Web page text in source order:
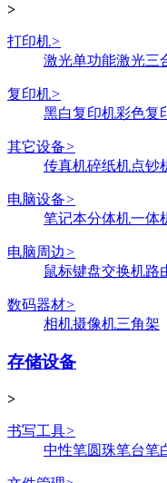
>
打印机>
激光单功能激光三
复印机>
黑白复印机彩色复
其它设备>
传真机碎纸机点钞
电脑设备>
笔记本分体机一体
电脑周边>
鼠标键盘交换机路
数码器材>
相机摄像机三角架
存储设备
>
书写工具>
中性笔圆珠笔台笔